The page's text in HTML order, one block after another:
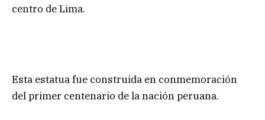
centro de Lima.
Esta estatua fue construida en conmemoración
del primer centenario de la nación peruana.